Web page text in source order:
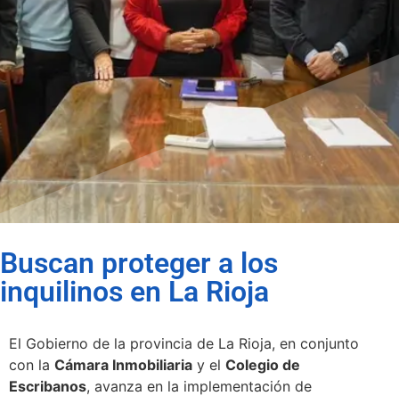
Buscan proteger a los
inquilinos en La Rioja
El Gobierno de la provincia de La Rioja, en conjunto
con la Cámara Inmobiliaria y el Colegio de
Escribanos, avanza en la implementación de